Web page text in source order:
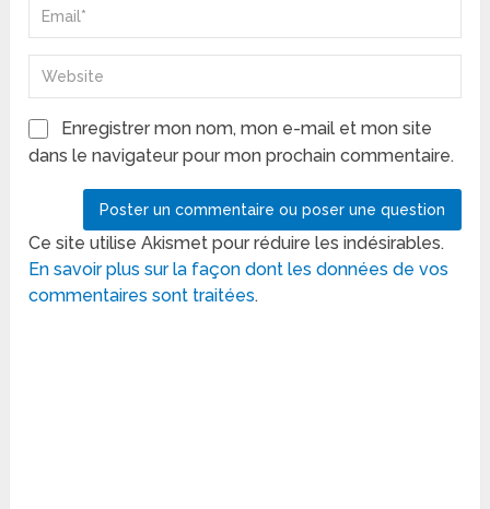
Enregistrer mon nom, mon e-mail et mon site
dans le navigateur pour mon prochain commentaire.
Ce site utilise Akismet pour réduire les indésirables.
En savoir plus sur la façon dont les données de vos
commentaires sont traitées.